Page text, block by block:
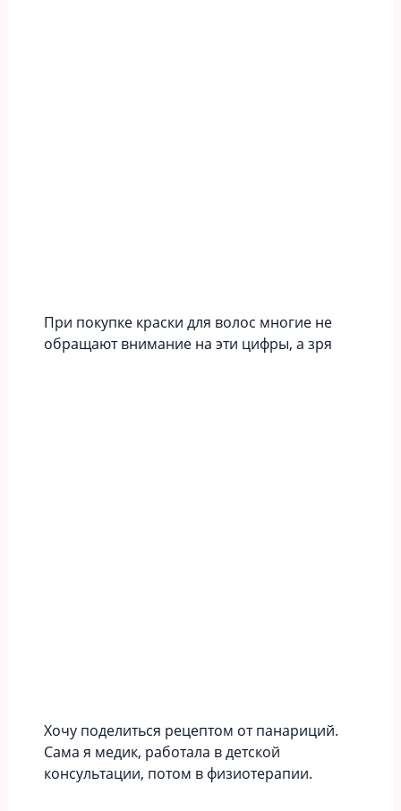
При покупке краски для волос многие не
обращают внимание на эти цифры, а зря
Хочу поделиться рецептом от панариций.
Сама я медик, работала в детской
консультации, потом в физиотерапии.